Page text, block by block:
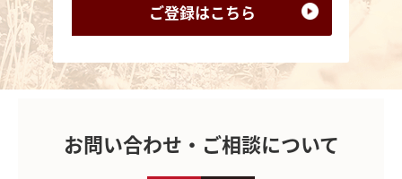
ご登録はこちら
お問い合わせ・ご相談について